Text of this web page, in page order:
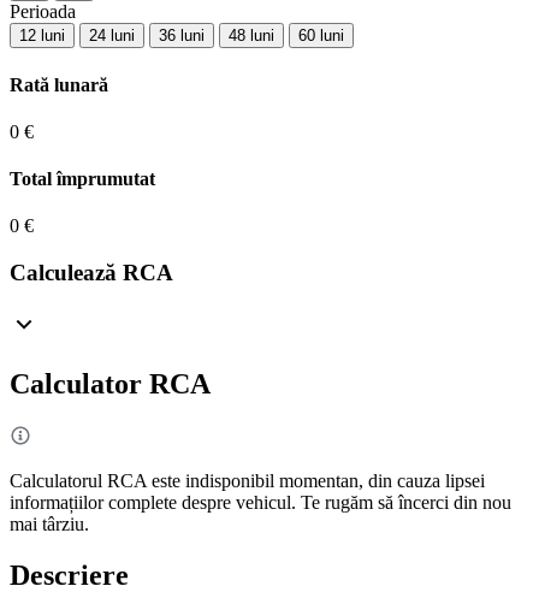
Perioada
12 luni 24 luni 36 luni 48 luni 60 luni
Rată lunară
0 €
Total împrumutat
0 €
Calculează RCA
Calculator RCA
Calculatorul RCA este indisponibil momentan, din cauza lipsei
informațiilor complete despre vehicul. Te rugăm să încerci din nou
mai târziu.
Descriere